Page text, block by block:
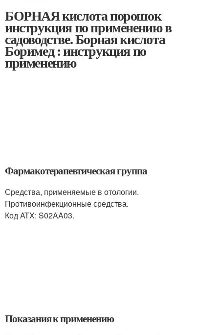
БОРНАЯ кислота порошок
инструкция по применению в
садоводстве. Борная кислота
Боримед : инструкция по
применению
Фармакотерапевтическая группа
Средства, применяемые в отологии.
Противоинфекционные средства.
Код ATX: S02AA03.
Показания к применению